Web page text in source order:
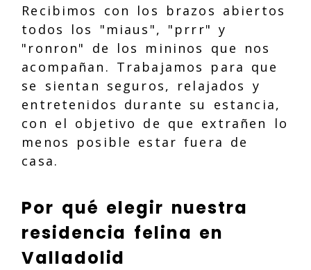
Recibimos con los brazos abiertos
todos los "miaus", "prrr" y
"ronron" de los mininos que nos
acompañan. Trabajamos para que
se sientan seguros, relajados y
entretenidos durante su estancia,
con el objetivo de que extrañen lo
menos posible estar fuera de
casa.
Por qué elegir nuestra
residencia felina en
Valladolid